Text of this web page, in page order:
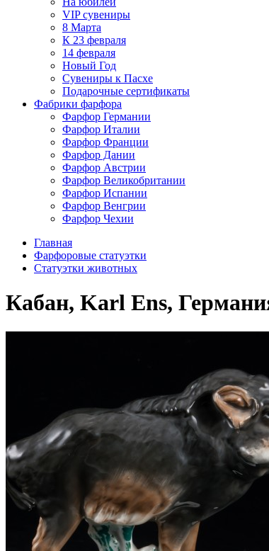
VIP сувениры
8 Марта
К 23 февраля
14 февраля
Новый Год
Сувениры к Пасхе
Подарочные сертификаты
Фабрики фарфора
Фарфор Германии
Фарфор Италии
Фарфор Франции
Фарфор Дании
Фарфор Австрии
Фарфор Великобритании
Фарфор Испании
Фарфор Венгрии
Фарфор Чехии
Главная
Фарфоровые статуэтки
Статуэтки животных
Кабан, Karl Ens,